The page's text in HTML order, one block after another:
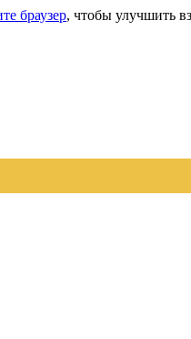
браузер, чтобы улучшить